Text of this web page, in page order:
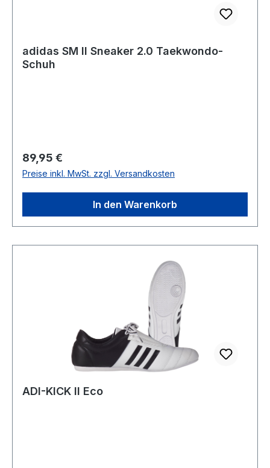
adidas SM II Sneaker 2.0 Taekwondo-
Schuh
Regulärer Preis:
89,95 €
Preise inkl. MwSt. zzgl. Versandkosten
In den Warenkorb
ADI-KICK II Eco